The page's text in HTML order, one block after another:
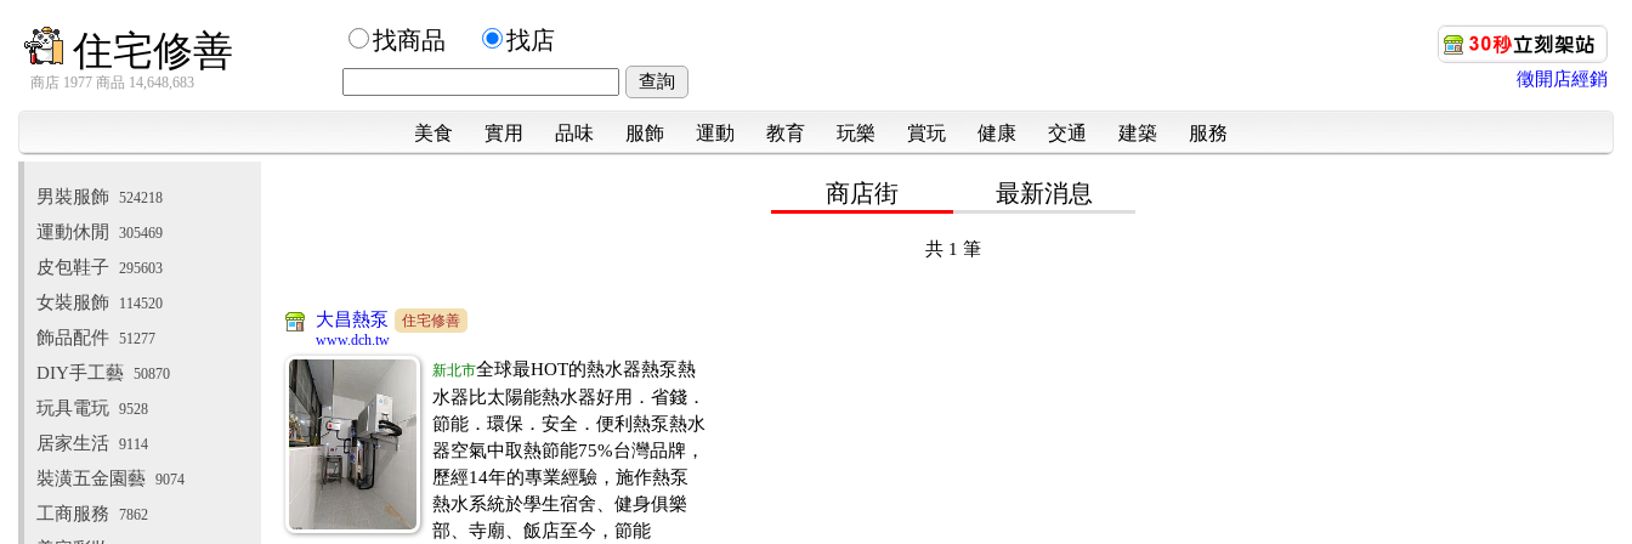
住宅修善
商店 1977 商品 14,648,683 徵開店經銷
找商品 找店
美食 實用 品味 服飾 運動 教育 玩樂 賞玩 健康 交通 建築 服務
男裝服飾 524218
運動休閒 305469
皮包鞋子 295603
女裝服飾 114520
飾品配件 51277
DIY手工藝 50870
玩具電玩 9528
居家生活 9114
裝潢五金園藝 9074
工商服務 7862
商店街 最新消息
共1 筆
大昌熱泵
住宅修善
www.dch.tw
新北市全球最HOT的熱水器熱泵熱
水器比太陽能熱水器好用．省錢．
節能．環保．安全．便利熱泵熱水
器空氣中取熱節能75%台灣品牌，
歷經14年的專業經驗，施作熱泵
熱水系統於學生宿舍、健身俱樂
部、寺廟、飯店至今，節能